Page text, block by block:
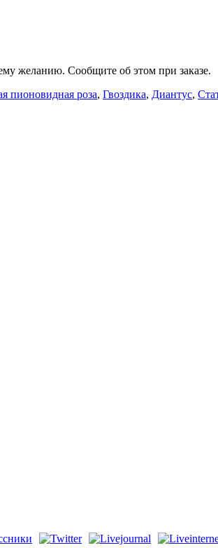
желанию. Сообщите об этом при заказе.
пионовидная роза, Гвоздика, Диантус,